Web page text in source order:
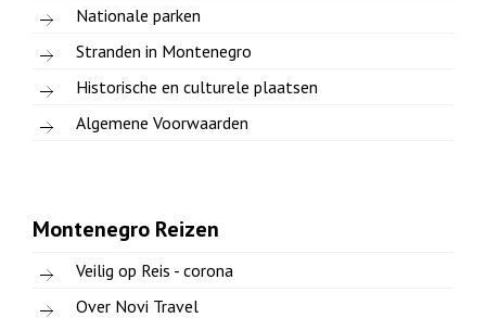
Nationale parken
Stranden in Montenegro
Historische en culturele plaatsen
Algemene Voorwaarden
Montenegro Reizen
Veilig op Reis - corona
Over Novi Travel